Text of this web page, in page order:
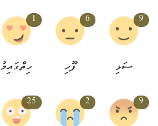
9
ސަޅި
6
ފޫހި
1
ހިތްގައިމު
9
2
25